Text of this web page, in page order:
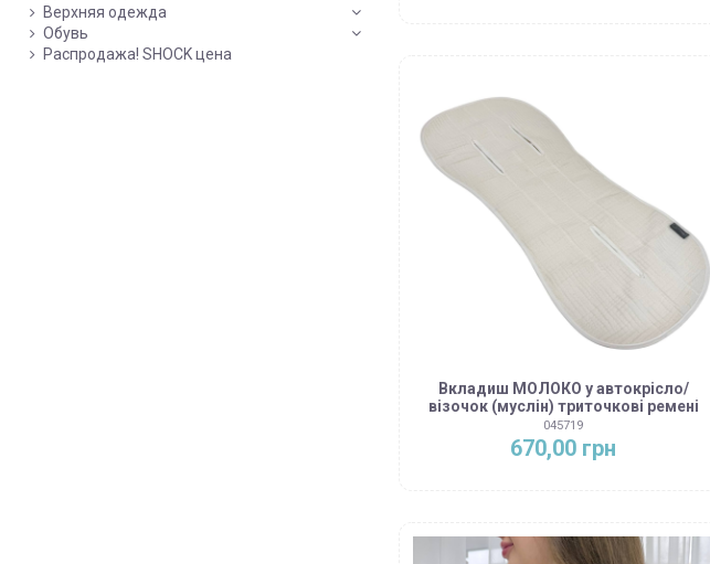
Вкладиш МОЛОКО у автокрісло/
візочок (муслін) триточкові ремені
045719
670,00 грн
Верхняя одежда
Обувь
Распродажа! SHOCK цена